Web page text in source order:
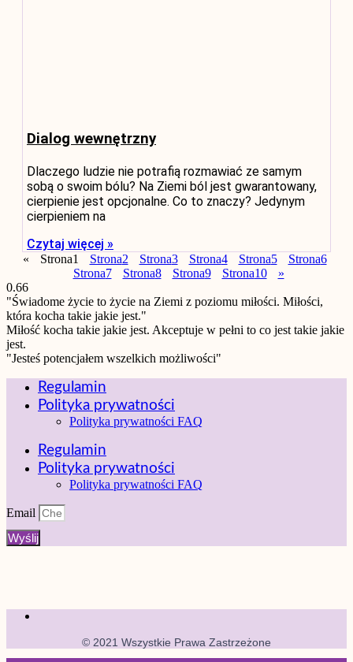
Dialog wewnętrzny
Dlaczego ludzie nie potrafią rozmawiać ze samym
sobą o swoim bólu? Na Ziemi ból jest gwarantowany,
cierpienie jest opcjonalne. Co to znaczy? Jedynym
cierpieniem na
Czytaj więcej »
« Strona1 Strona2 Strona3 Strona4 Strona5 Strona6
Strona7 Strona8 Strona9 Strona10 »
"Świadome życie to życie na Ziemi z poziomu miłości. Miłości,
która kocha takie jakie jest."
Miłość kocha takie jakie jest. Akceptuje w pełni to co jest takie jakie
jest.
"Jesteś potencjałem wszelkich możliwości"
Regulamin
Polityka prywatności
Polityka prywatności FAQ
Regulamin
Polityka prywatności
Polityka prywatności FAQ
Email
Wyślij
© 2021 Wszystkie Prawa Zastrzeżone